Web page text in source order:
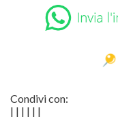
Condivi con:
| | | | | |